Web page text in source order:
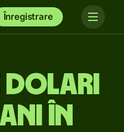
Înregistrare
dolari
în